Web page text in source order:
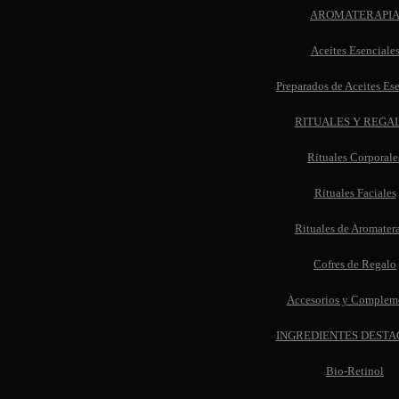
AROMATERAPIA
Aceites Esenciales
Preparados de Aceites
RITUALES Y
Rituales
Rituales Faciales
Rituales de
Cofres de Regalo
Accesorios y
INGREDIENTES
Bio-Retinol